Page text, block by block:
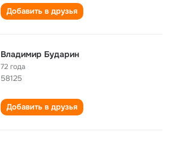
Добавить в друзья
Владимир Бударин
72 года
58125
Добавить в друзья